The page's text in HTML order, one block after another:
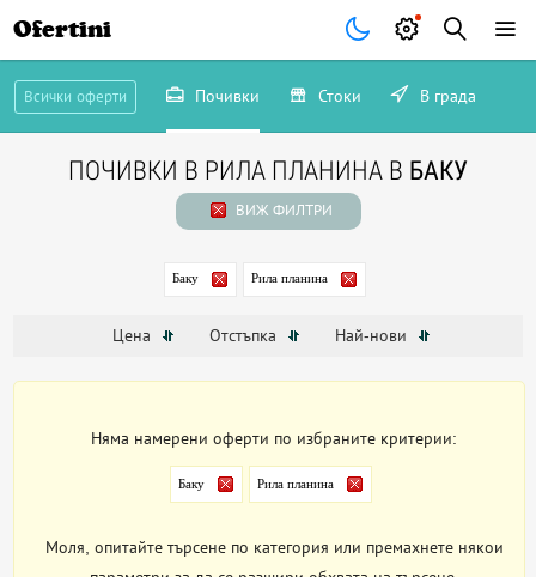
Ofertini
Всички оферти Почивки Стоки В града
ПОЧИВКИ В РИЛА ПЛАНИНА В БАКУ
ВИЖ ФИЛТРИ
Баку Рила планина
Цена Отстъпка Най-нови
Няма намерени оферти по избраните критерии:
Баку Рила планина
Моля, опитайте търсене по категория или премахнете някои